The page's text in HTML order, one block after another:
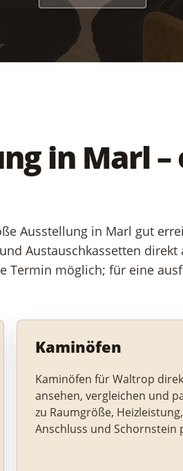
in Marl
Ausstellung in Marl gut
Austauschkassetten
Termin möglich; für eine
Kaminöfen
Kaminöfen für Waltrop
ansehen, vergleichen und
zu Raumgröße, Heizleistung,
Anschluss und Schornstein